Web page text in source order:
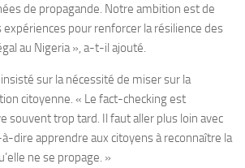
de propagande. Notre ambition est de
expériences pour renforcer la résilience des
au Nigeria », a-t-il ajouté.
sur la nécessité de miser sur la
citoyenne. « Le fact-checking est
souvent trop tard. Il faut aller plus loin avec
dire apprendre aux citoyens à reconnaître la
ne se propage. »